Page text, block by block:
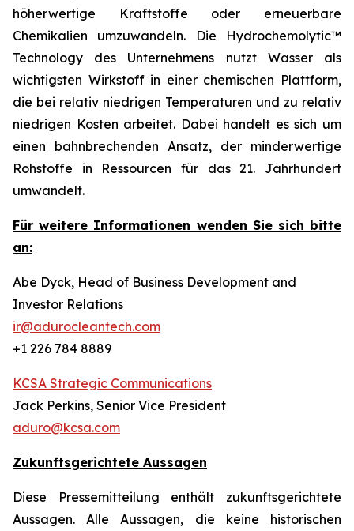
höherwertige Kraftstoffe oder erneuerbare
Chemikalien umzuwandeln. Die Hydrochemolytic™
Technology des Unternehmens nutzt Wasser als
wichtigsten Wirkstoff in einer chemischen Plattform,
die bei relativ niedrigen Temperaturen und zu relativ
niedrigen Kosten arbeitet. Dabei handelt es sich um
einen bahnbrechenden Ansatz, der minderwertige
Rohstoffe in Ressourcen für das 21. Jahrhundert
umwandelt.
Für weitere Informationen wenden Sie sich bitte
an:
Abe Dyck, Head of Business Development and
Investor Relations
ir@adurocleantech.com
+1 226 784 8889
KCSA Strategic Communications
Jack Perkins, Senior Vice President
aduro@kcsa.com
Zukunftsgerichtete Aussagen
Diese Pressemitteilung enthält zukunftsgerichtete
Aussagen. Alle Aussagen, die keine historischen